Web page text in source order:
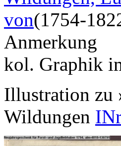
von(1754-
Anmerkung
kol. Graphik
Illustration zu
Wildungen